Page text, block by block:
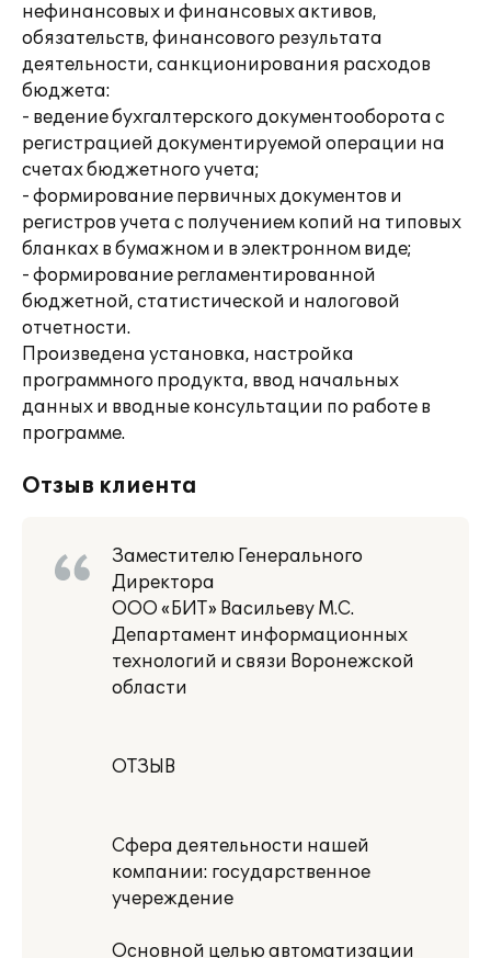
нефинансовых и финансовых активов,
обязательств, финансового результата
деятельности, санкционирования расходов
бюджета:
- ведение бухгалтерского документооборота с
регистрацией документируемой операции на
счетах бюджетного учета;
- формирование первичных документов и
регистров учета с получением копий на типовых
бланках в бумажном и в электронном виде;
- формирование регламентированной
бюджетной, статистической и налоговой
отчетности.
Произведена установка, настройка
программного продукта, ввод начальных
данных и вводные консультации по работе в
программе.
Отзыв клиента
Заместителю Генерального
Директора
ООО «БИТ» Васильеву М.С.
Департамент информационных
технологий и связи Воронежской
области
ОТЗЫВ
Сфера деятельности нашей
компании: государственное
учереждение
Основной целью автоматизации